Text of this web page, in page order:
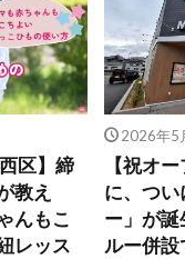
区】締
教え
んもこ
レッス
2026年5
【祝オ
に、つ
ー」が
ルー併設